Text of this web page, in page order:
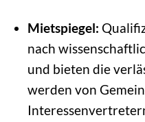
Mietspiegel:
nach
und bieten die
werden von